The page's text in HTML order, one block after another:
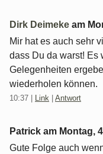
Dirk Deimeke am
Mir hat es auch sehr
dass Du da warst! Es
Gelegenheiten
wiederholen können.
10:37 Link Antwort
Patrick am Montag,
Gute Folge auch